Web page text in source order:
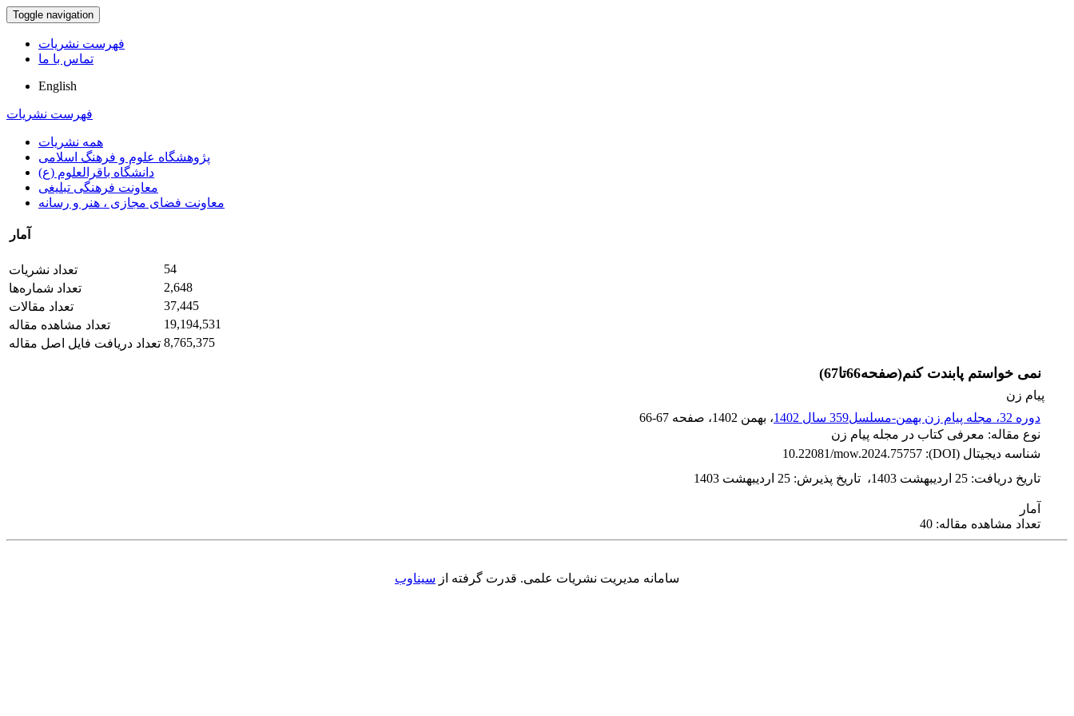
Toggle navigation
فهرست نشریات
تماس با ما
English
فهرست نشریات
همه نشریات
پژوهشگاه علوم و فرهنگ اسلامی
دانشگاه باقرالعلوم (ع)
معاونت فرهنگی تبلیغی
معاونت فضای مجازی ، هنر و رسانه
آمار
تعداد نشریات
54
تعداد شماره‌ها
2,648
تعداد مقالات
37,445
تعداد مشاهده مقاله
19,194,531
تعداد دریافت فایل اصل مقاله 8,765,375
نمی خواستم پابندت کنم(صفحه66تا67)
پیام زن
دوره 32، مجله پیام زن بهمن-مسلسل359 سال 1402
، بهمن 1402 ، صفحه 66-67
نوع مقاله: معرفی کتاب در مجله پیام زن
شناسه دیجیتال (DOI):
10.22081/mow.2024.75757
تاریخ دریافت: 25 اردیبهشت 1403 ، تاریخ پذیرش: 25 اردیبهشت 1403
آمار
تعداد مشاهده مقاله: 40
سامانه مدیریت نشریات علمی. قدرت گرفته از سیناوب